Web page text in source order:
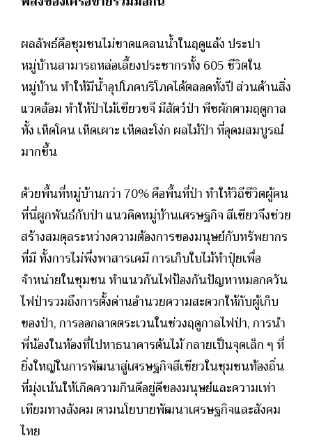
ผลลัพธ์คือชุมชนไม่ขาดแคลนน้ำในฤดูแล้ง ประปา
หมู่บ้านสามารถหล่อเลี้ยงประชากรทั้ง 605 ชีวิตใน
หมู่บ้าน ทำให้มีน้ำอุปโภคบริโภคได้ตลอดทั้งปี ส่วนด้านสิ่ง
แวดล้อม ทำให้ป่าไม้เขียวขจี มีสัตว์ป่า พืชผักตามฤดูกาล
ทั้ง เห็ดโคน เห็ดเผาะ เห็ดละโง่ก ผลไม้ป่า ที่อุดมสมบูรณ์
มากขึ้น
ด้วยพื้นที่หมู่บ้านกว่า 70% คือพื้นที่ป่า ทำให้วิถีชีวิตผู้คน
ที่นี่ผูกพันธ์กับป่า แนวคิดหมู่บ้านเศรษฐกิจ สีเขียวจึงช่วย
สร้างสมดุลระหว่างความต้องการของมนุษย์กับทรัพยากร
ที่มี ทั้งการไม่พึ่งพาสารเคมี การเก็บใบไม้ทำปุ๋ยเพื่อ
จำหน่ายในชุมชน ทำแนวกันไฟป้องกันปัญหาหมอกควัน
ไฟป่ารวมถึงการตั้งด่านอำนวยความสะดวกให้กับผู้เก็บ
ของป่า, การออกลาดตระเวนในช่วงฤดูกาลไฟป่า, การนำ
พี่น้องในท้องที่ไปหาธนาคารต้นไม้ กลายเป็นจุดเล็ก ๆ ที่
ยิ่งใหญ่ในการพัฒนาสู่เศรษฐกิจสีเขียวในชุมชนท้องถิ่น
ที่มุ่งเน้นให้เกิดความกินดีอยู่ดีของมนุษย์และความเท่า
เทียมทางสังคม ตามนโยบายพัฒนาเศรษฐกิจและสังคม
ไทย